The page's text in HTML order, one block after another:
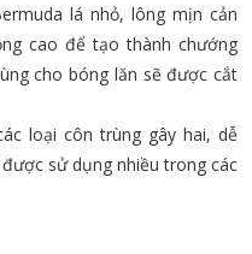
lá nhỏ, lông mịn cản
cao để tạo thành chướng
cho bóng lăn sẽ được cắt
loại côn trùng gây hai, dễ
sử dụng nhiều trong các